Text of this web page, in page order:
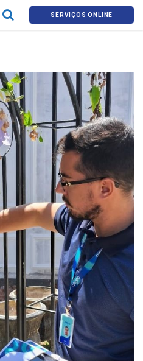
SERVIÇOS ONLINE